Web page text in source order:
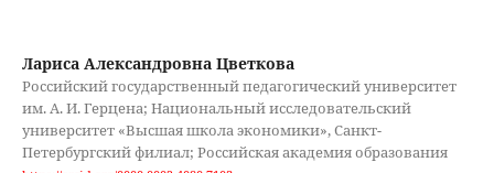
Лариса Александровна Цветкова
Российский государственный педагогический университет
им. А. И. Герцена; Национальный исследовательский
университет «Высшая школа экономики», Санкт-
Петербургский филиал; Российская академия образования